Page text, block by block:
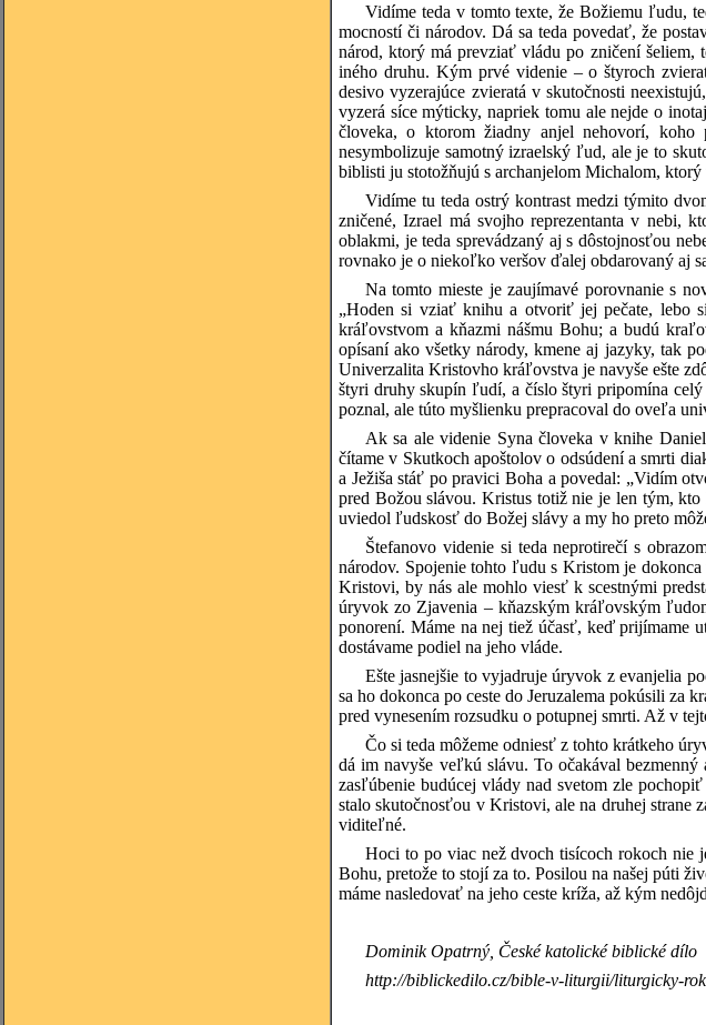
Vidíme teda v tomto texte, že Božiemu ľudu,
mocností či národov. Dá sa teda povedať, že
národ, ktorý má prevziať vládu po zničení šeliem,
iného druhu. Kým prvé videnie – o štyroch
desivo vyzerajúce zvieratá v skutočnosti
vyzerá síce mýticky, napriek tomu ale nejde o
človeka, o ktorom žiadny anjel nehovorí, koho
nesymbolizuje samotný izraelský ľud, ale je to
biblisti ju stotožňujú s archanjelom Michalom,
Vidíme tu teda ostrý kontrast medzi týmito
zničené, Izrael má svojho reprezentanta v nebi,
oblakmi, je teda sprevádzaný aj s dôstojnosťou
rovnako je o niekoľko veršov ďalej obdarovaný aj
Na tomto mieste je zaujímavé porovnanie s
„Hoden si vziať knihu a otvoriť jej pečate, lebo
kráľovstvom a kňazmi nášmu Bohu; a budú
opísaní ako všetky národy, kmene aj jazyky, tak
Univerzalita Kristovho kráľovstva je navyše ešte
štyri druhy skupín ľudí, a číslo štyri pripomína
poznal, ale túto myšlienku prepracoval do oveľa
Ak sa ale videnie Syna človeka v knihe
čítame v Skutkoch apoštolov o odsúdení a smrti
a Ježiša stáť po pravici Boha a povedal: „Vidím
pred Božou slávou. Kristus totiž nie je len tým,
uviedol ľudskosť do Božej slávy a my ho preto
Štefanovo videnie si teda neprotirečí s
národov. Spojenie tohto ľudu s Kristom je
Kristovi, by nás ale mohlo viesť k scestnými
úryvok zo Zjavenia – kňazským kráľovským
ponorení. Máme na nej tiež účasť, keď prijímame
dostávame podiel na jeho vláde.
Ešte jasnejšie to vyjadruje úryvok z evanjelia
sa ho dokonca po ceste do Jeruzalema pokúsili
pred vynesením rozsudku o potupnej smrti. Až v
Čo si teda môžeme odniesť z tohto krátkeho
dá im navyše veľkú slávu. To očakával
zasľúbenie budúcej vlády nad svetom zle
stalo skutočnosťou v Kristovi, ale na druhej strane
viditeľné.
Hoci to po viac než dvoch tisícoch rokoch nie
Bohu, pretože to stojí za to. Posilou na našej púti
máme nasledovať na jeho ceste kríža, až kým
Dominik Opatrný, České katolické biblické dílo
http://biblickedilo.cz/bible-v-liturgii/liturgicky-